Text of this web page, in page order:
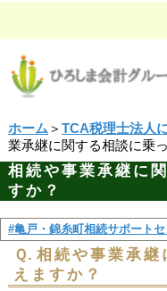
ホーム ＞ TCA税理士法人
業承継に関する相談に乗
相続や事業承継に
すか？
#亀戸・錦糸町相続サポート
Ｑ. 相続や事業承継
えますか？